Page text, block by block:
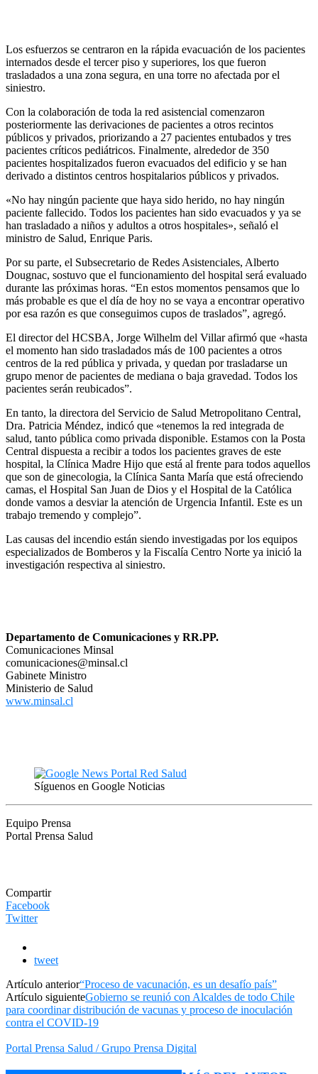
Los esfuerzos se centraron en la rápida evacuación de los pacientes
internados desde el tercer piso y superiores, los que fueron
trasladados a una zona segura, en una torre no afectada por el
siniestro.
Con la colaboración de toda la red asistencial comenzaron
posteriormente las derivaciones de pacientes a otros recintos
públicos y privados, priorizando a 27 pacientes entubados y tres
pacientes críticos pediátricos. Finalmente, alrededor de 350
pacientes hospitalizados fueron evacuados del edificio y se han
derivado a distintos centros hospitalarios públicos y privados.
«No hay ningún paciente que haya sido herido, no hay ningún
paciente fallecido. Todos los pacientes han sido evacuados y ya se
han trasladado a niños y adultos a otros hospitales», señaló el
ministro de Salud, Enrique Paris.
Por su parte, el Subsecretario de Redes Asistenciales, Alberto
Dougnac, sostuvo que el funcionamiento del hospital será evaluado
durante las próximas horas. “En estos momentos pensamos que lo
más probable es que el día de hoy no se vaya a encontrar operativo
por esa razón es que conseguimos cupos de traslados”, agregó.
El director del HCSBA, Jorge Wilhelm del Villar afirmó que «hasta
el momento han sido trasladados más de 100 pacientes a otros
centros de la red pública y privada, y quedan por trasladarse un
grupo menor de pacientes de mediana o baja gravedad. Todos los
pacientes serán reubicados”.
En tanto, la directora del Servicio de Salud Metropolitano Central,
Dra. Patricia Méndez, indicó que «tenemos la red integrada de
salud, tanto pública como privada disponible. Estamos con la Posta
Central dispuesta a recibir a todos los pacientes graves de este
hospital, la Clínica Madre Hijo que está al frente para todos aquellos
que son de ginecologia, la Clínica Santa María que está ofreciendo
camas, el Hospital San Juan de Dios y el Hospital de la Católica
donde vamos a desviar la atención de Urgencia Infantil. Este es un
trabajo tremendo y complejo”.
Las causas del incendio están siendo investigadas por los equipos
especializados de Bomberos y la Fiscalía Centro Norte ya inició la
investigación respectiva al siniestro.
Departamento de Comunicaciones y RR.PP.
Comunicaciones Minsal
comunicaciones@minsal.cl
Gabinete Ministro
Ministerio de Salud
www.minsal.cl
Síguenos en Google Noticias
Equipo Prensa
Portal Prensa Salud
Compartir
Facebook
Twitter
tweet
Artículo anterior“Proceso de vacunación, es un desafío país”
Artículo siguienteGobierno se reunió con Alcaldes de todo Chile
para coordinar distribución de vacunas y proceso de inoculación
contra el COVID-19
Portal Prensa Salud / Grupo Prensa Digital